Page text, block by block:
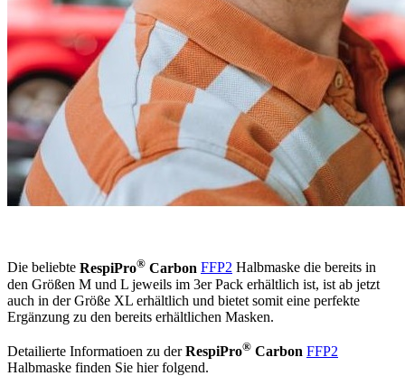
Die beliebte RespiPro® Carbon FFP2 Halbmaske die bereits in
den Größen M und L jeweils im 3er Pack erhältlich ist, ist ab jetzt
auch in der Größe XL erhältlich und bietet somit eine perfekte
Ergänzung zu den bereits erhältlichen Masken.
Detailierte Informatioen zu derRespiPro® Carbon FFP2
Halbmaske finden Sie hier folgend.